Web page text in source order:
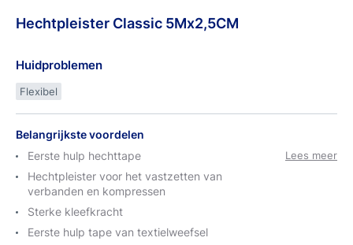
Hechtpleister Classic 5Mx2,5CM
Huidproblemen
Flexibel
Belangrijkste voordelen
Eerste hulp hechttape
Hechtpleister voor het vastzetten van
verbanden en kompressen
Sterke kleefkracht
Eerste hulp tape van textielweefsel
Lees meer